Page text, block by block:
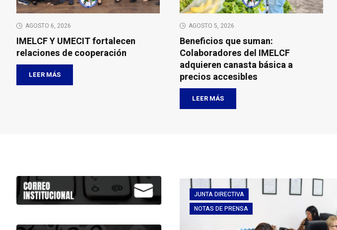
AGOSTO 6, 2026
IMELCF Y UMECIT fortalecen
relaciones de cooperación
LEER MÁS
AGOSTO 5, 2026
Beneficios que suman:
Colaboradores del IMELCF
adquieren canasta básica a
precios accesibles
LEER MÁS
JUNTA DIRECTIVA
NOTAS DE PRENSA